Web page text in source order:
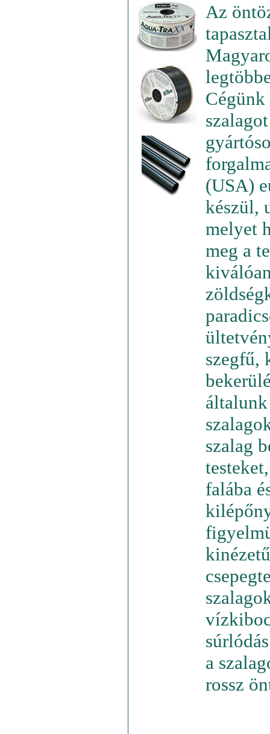
Az
(USA)
készül,
melyet
meg a
szegfű,
szalag
falába
a
rossz